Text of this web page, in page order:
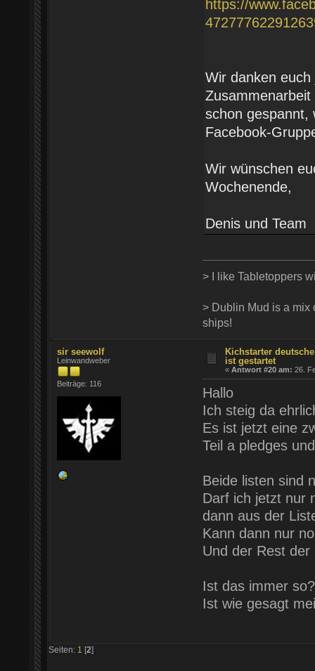
https://
Wir danken
schon gespannt,
Facebook-
Wir wünschen
Wochenende,
Denis und Team
> I like Tabletoppers
> Dublin Mud is a mix
ships!
sir seewolf
Leinwandweber
Beiträge: 116
Kichstarter
ist gestartet
«Antwort #20 am: 26.
Hallo
Ich steig da
Es ist jetzt eine
Teil a pledges
Beide listen sind
Darf ich jetzt nur
dann aus der
Kann dann nur
Und der Rest
Ist das immer so?
Ist wie gesagt
Seiten: 1 [2]